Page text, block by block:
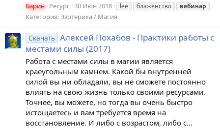
Барин Ресурс 30 Июн 2018 lee блаженство вебинар
Категория:Эзотерика / Магия
Скачать Алексей Похабов - Практики работы с
местами силы (2017)
Работа с местами силы в магии является
краеугольным камнем. Какой бы внутренней
силой вы ни обладали, вы не сможете постоянно
влиять на свою жизнь только своими ресурсами.
Точнее, вы можете, но тогда вы очень быстро
истощаетесь и вам требуется время на
восстановление. И либо с возрастом, либо с...